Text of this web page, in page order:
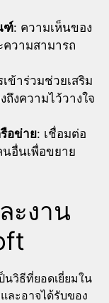
ฑ์: ความเห็นของ
วามสามารถ
เข้าร่วมช่วยเสริม
งความไว้วางใจ
อข่าย: เชื่อมต่อ
อื่นเพื่อขยาย
ะงาน
นวิธีที่ยอดเยี่ยมใน
ะอาจได้รับของ